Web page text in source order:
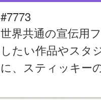
#7773
世界共通の宣伝用
したい作品やスタ
に、スティッキー